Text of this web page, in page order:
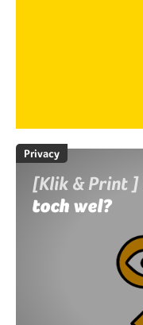
Privacy
[Klik & Print ]
toch wel?